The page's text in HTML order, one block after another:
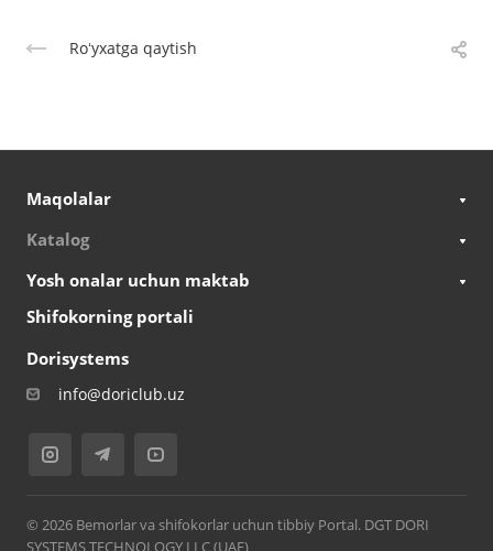
Roʻyxatga qaytish
Maqolalar
Katalog
Yosh onalar uchun maktab
Shifokorning portali
Dorisystems
info@doriclub.uz
© 2026 Bemorlar va shifokorlar uchun tibbiy Portal. DGT DORI
SYSTEMS TECHNOLOGY LLC (UAE)